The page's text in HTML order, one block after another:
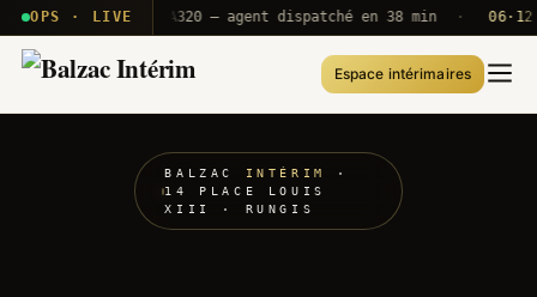
OPS · LIVE
· T2E · B71Push A320 — agent dispatché en 38 min · 06·12
Espace intérimaires
BALZAC INTÉRIM
·
14 PLACE LOUIS
XIII · RUNGIS